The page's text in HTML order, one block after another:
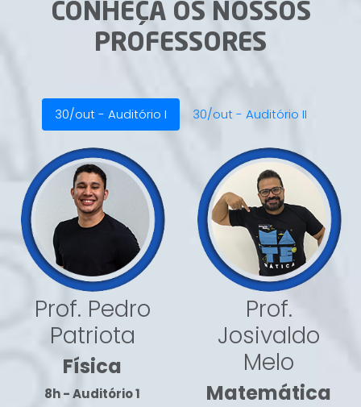
CONHEÇA OS NOSSOS
PROFESSORES
30/out - Auditório I 30/out - Auditório II
Prof. Pedro
Patriota
Física
8h - Auditório 1
Prof.
Josivaldo
Melo
Matemática